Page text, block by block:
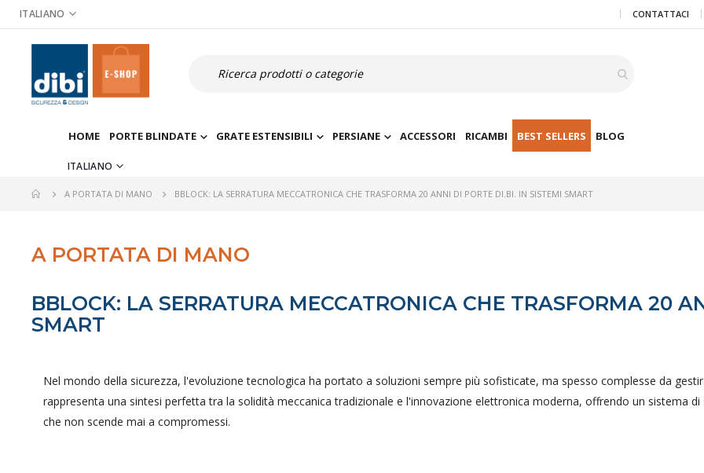
Salta
al
ITALIANO CONTATTACI
HOME PORTE BLINDATE GRATE ESTENSIBILI PERSIANE ACCESSORI RICAMBI BEST SELLERS BLOG
ITALIANO
A PORTATA DI MANO BBLOCK: LA SERRATURA MECCATRONICA CHE TRASFORMA 20 ANNI DI PORTE DI.BI. IN SISTEMI SMART
A PORTATA DI MANO
BBLOCK: LA SERRATURA MECCATRONICA CHE TRASFORMA 20
SMART
Nel mondo della sicurezza, l'evoluzione tecnologica ha portato a soluzioni sempre più sofisticate, ma spesso complesse da
rappresenta una sintesi perfetta tra la solidità meccanica tradizionale e l'innovazione elettronica moderna, offrendo un sistema di
che non scende mai a compromessi.